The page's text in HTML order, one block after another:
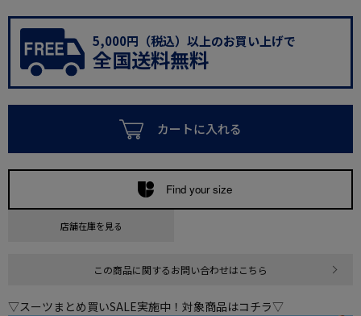
5,000円（税込）以上のお買い上げで
全国送料無料
カートに入れる
Find your size
店舗在庫を見る
この商品に関するお問い合わせはこちら
▽スーツまとめ買いSALE実施中！対象商品はコチラ▽